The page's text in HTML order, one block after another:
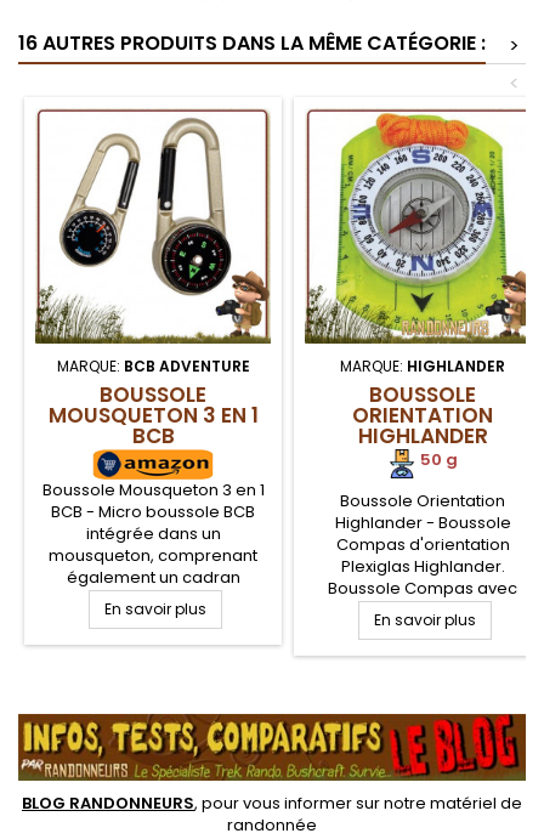
16 AUTRES PRODUITS DANS LA MÊME CATÉGORIE :
>
<
MARQUE: BCB ADVENTURE
BOUSSOLE
MOUSQUETON 3 EN 1
BCB
Boussole Mousqueton 3 en 1
BCB - Micro boussole BCB
intégrée dans un
mousqueton, comprenant
également un cadran
thermomètre. Les cadrans de
la boussole et du
thermomètre sont remplis de
En savoir plus
MARQUE: HIGHLANDER
BOUSSOLE
ORIENTATION
HIGHLANDER
50 g
Boussole Orientation
Highlander - Boussole
Compas d'orientation
Plexiglas Highlander.
Boussole Compas avec
graduations 2, 10 et 20
degrés. Échelles de mesures
au 25.000ème, 50.000ème.
mesures en mm, cm et 1/20
inch.
En savoir plus
BLOG RANDONNEURS, pour vous informer sur notre matériel de
randonnée